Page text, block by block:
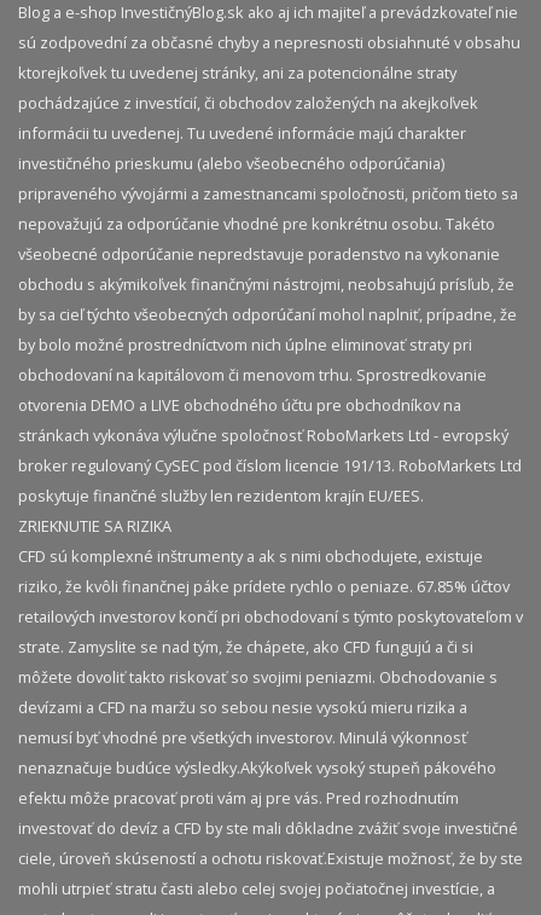
Blog a e-shop InvestičnýBlog.sk ako aj ich majiteľ a prevádzkovateľ nie
sú zodpovední za občasné chyby a nepresnosti obsiahnuté v obsahu
ktorejkoľvek tu uvedenej stránky, ani za potencionálne straty
pochádzajúce z investícií, či obchodov založených na akejkoľvek
informácii tu uvedenej. Tu uvedené informácie majú charakter
investičného prieskumu (alebo všeobecného odporúčania)
pripraveného vývojármi a zamestnancami spoločnosti, pričom tieto sa
nepovažujú za odporúčanie vhodné pre konkrétnu osobu. Takéto
všeobecné odporúčanie nepredstavuje poradenstvo na vykonanie
obchodu s akýmikoľvek finančnými nástrojmi, neobsahujú prísľub, že
by sa cieľ týchto všeobecných odporúčaní mohol naplniť, prípadne, že
by bolo možné prostredníctvom nich úplne eliminovať straty pri
obchodovaní na kapitálovom či menovom trhu. Sprostredkovanie
otvorenia DEMO a LIVE obchodného účtu pre obchodníkov na
stránkach vykonáva výlučne spoločnosť RoboMarkets Ltd - evropský
broker regulovaný CySEC pod číslom licencie 191/13. RoboMarkets Ltd
poskytuje finančné služby len rezidentom krajín EU/EES.
ZRIEKNUTIE SA RIZIKA
CFD sú komplexné inštrumenty a ak s nimi obchodujete, existuje
riziko, že kvôli finančnej páke prídete rychlo o peniaze. 67.85% účtov
retailových investorov končí pri obchodovaní s týmto poskytovateľom v
strate. Zamyslite se nad tým, že chápete, ako CFD fungujú a či si
môžete dovoliť takto riskovať so svojimi peniazmi. Obchodovanie s
devízami a CFD na maržu so sebou nesie vysokú mieru rizika a
nemusí byť vhodné pre všetkých investorov. Minulá výkonnosť
nenaznačuje budúce výsledky.​ Akýkoľvek vysoký stupeň pákového
efektu môže pracovať proti vám aj pre vás. Pred rozhodnutím
investovať do devíz a CFD by ste mali dôkladne zvážiť svoje investičné
ciele, úroveň skúseností a ochotu riskovať.​ Existuje možnosť, že by ste
mohli utrpieť stratu časti alebo celej svojej počiatočnej investície, a